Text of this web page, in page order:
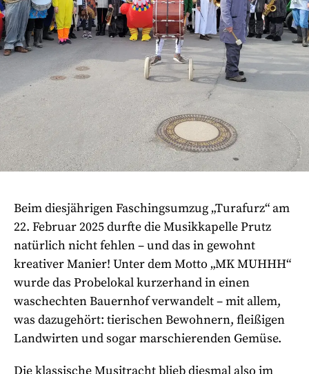
Beim diesjährigen Faschingsumzug „Turafurz“ am
22. Februar 2025 durfte die Musikkapelle Prutz
natürlich nicht fehlen – und das in gewohnt
kreativer Manier! Unter dem Motto „MK MUHHH“
wurde das Probelokal kurzerhand in einen
waschechten Bauernhof verwandelt – mit allem,
was dazugehört: tierischen Bewohnern, fleißigen
Landwirten und sogar marschierenden Gemüse.